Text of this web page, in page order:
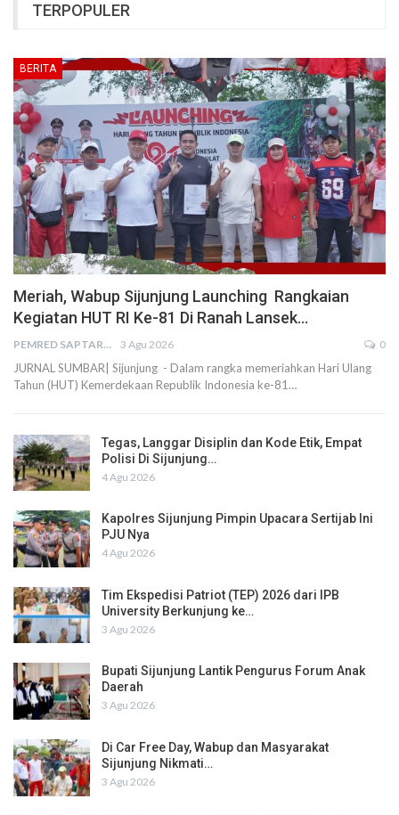
TERPOPULER
BERITA
Meriah, Wabup Sijunjung Launching Rangkaian
Kegiatan HUT RI Ke-81 Di Ranah Lansek…
PEMRED SAPTARIUS 3 Agu 2026 0
JURNAL SUMBAR| Sijunjung - Dalam rangka memeriahkan Hari Ulang
Tahun (HUT) Kemerdekaan Republik Indonesia ke-81…
Tegas, Langgar Disiplin dan Kode Etik, Empat
Polisi Di Sijunjung…
4 Agu 2026
Kapolres Sijunjung Pimpin Upacara Sertijab Ini
PJU Nya
4 Agu 2026
Tim Ekspedisi Patriot (TEP) 2026 dari IPB
University Berkunjung ke…
3 Agu 2026
Bupati Sijunjung Lantik Pengurus Forum Anak
Daerah
3 Agu 2026
Di Car Free Day, Wabup dan Masyarakat
Sijunjung Nikmati…
3 Agu 2026